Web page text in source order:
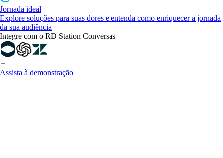
Jornada ideal
Explore soluções para suas dores e entenda como enriquecer a jornada
da sua audiência
Integre com o RD Station Conversas
Assista à demonstração